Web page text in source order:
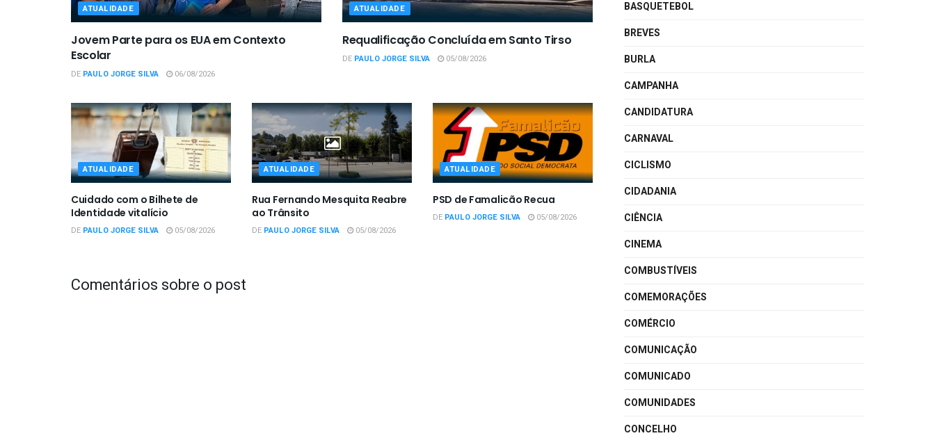
ATUALIDADE
Jovem Parte para os EUA em Contexto
Escolar
DE PAULO JORGE SILVA 06/08/2026
ATUALIDADE
Requalificação Concluída em Santo Tirso
DE PAULO JORGE SILVA 05/08/2026
ATUALIDADE
Cuidado com o Bilhete de
Identidade vitalício
DE PAULO JORGE SILVA 05/08/2026
ATUALIDADE
Rua Fernando Mesquita Reabre
ao Trânsito
DE PAULO JORGE SILVA 05/08/2026
ATUALIDADE
PSD de Famalicão Recua
DE PAULO JORGE SILVA 05/08/2026
Comentários sobre o post
BASQUETEBOL
BREVES
BURLA
CAMPANHA
CANDIDATURA
CARNAVAL
CICLISMO
CIDADANIA
CIÊNCIA
CINEMA
COMBUSTÍVEIS
COMEMORAÇÕES
COMÉRCIO
COMUNICAÇÃO
COMUNICADO
COMUNIDADES
CONCELHO